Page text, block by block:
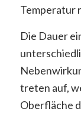
Temperatur
Die Dauer
treten auf,
Oberfläche